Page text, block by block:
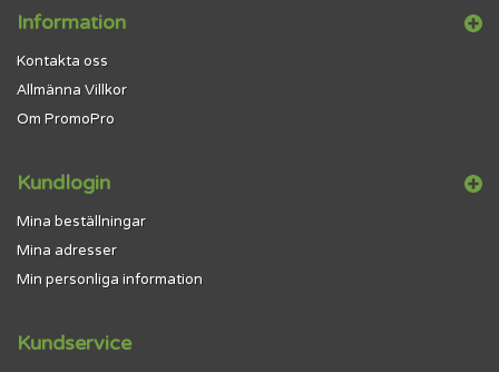
Information
Kontakta oss
Allmänna Villkor
Om PromoPro
Kundlogin
Mina beställningar
Mina adresser
Min personliga information
Kundservice